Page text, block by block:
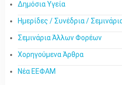
Δημόσια Υγεία
Ημερίδες / Συνέδρια /
Σεμινάρια Άλλων Φορέων
Χορηγούμενα Άρθρα
Νέα ΕΕΦΑΜ